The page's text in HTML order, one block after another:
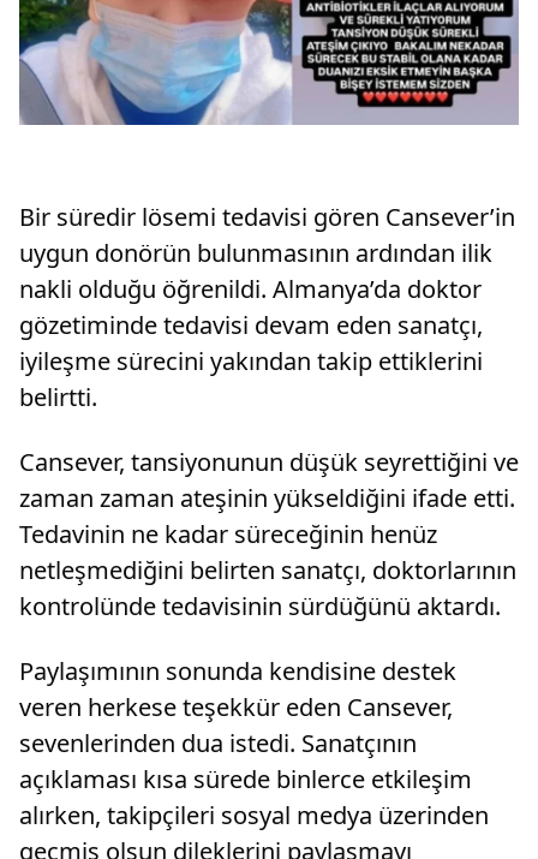
Bir süredir lösemi tedavisi gören Cansever’in
uygun donörün bulunmasının ardından ilik
nakli olduğu öğrenildi. Almanya’da doktor
gözetiminde tedavisi devam eden sanatçı,
iyileşme sürecini yakından takip ettiklerini
belirtti.
Cansever, tansiyonunun düşük seyrettiğini ve
zaman zaman ateşinin yükseldiğini ifade etti.
Tedavinin ne kadar süreceğinin henüz
netleşmediğini belirten sanatçı, doktorlarının
kontrolünde tedavisinin sürdüğünü aktardı.
Paylaşımının sonunda kendisine destek
veren herkese teşekkür eden Cansever,
sevenlerinden dua istedi. Sanatçının
açıklaması kısa sürede binlerce etkileşim
alırken, takipçileri sosyal medya üzerinden
geçmiş olsun dileklerini paylaşmayı